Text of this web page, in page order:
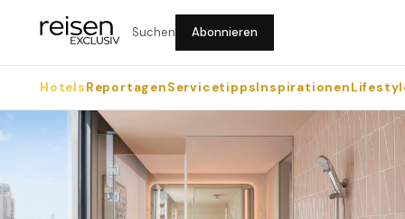
Suchen Abonnieren
HotelsReportagenServicetippsInspirationen